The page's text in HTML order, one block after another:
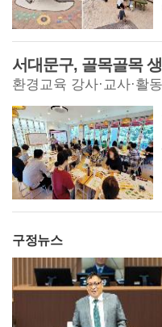
환경교육 강사·교사·활
구정뉴스